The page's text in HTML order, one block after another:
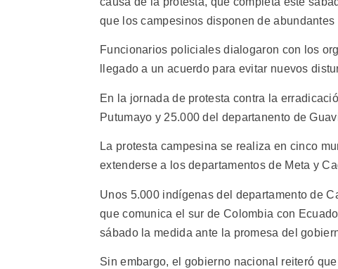
que los campesinos disponen de abundantes
Funcionarios policiales dialogaron con los
llegado a un acuerdo para evitar nuevos
En la jornada de protesta contra la
Putumayo y 25.000 del departanento de
La protesta campesina se realiza en cinco
extenderse a los departamentos de Meta y
Unos 5.000 indígenas del departamento de
que comunica el sur de Colombia con
sábado la medida ante la promesa del
Sin embargo, el gobierno nacional reiteró